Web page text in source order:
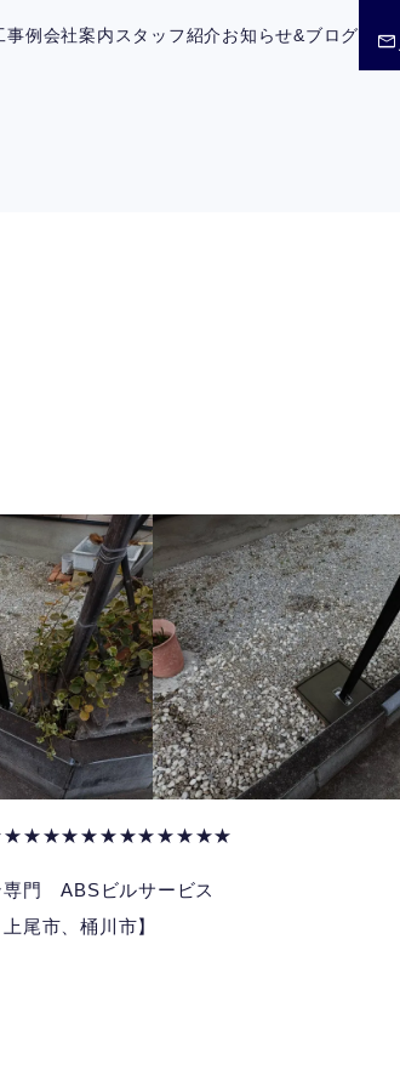
事例 会社案内 スタッフ紹介お知らせ&ブログ mail
専門 ABSビルサービス
尾市、桶川市】